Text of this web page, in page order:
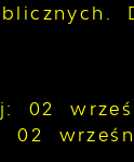
02
02